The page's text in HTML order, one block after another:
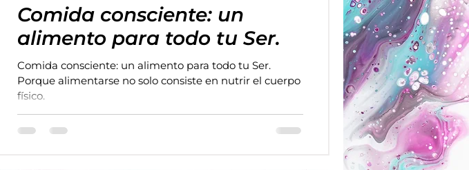
Comida consciente: un
alimento para todo tu Ser.
Comida consciente: un alimento para todo tu Ser.
Porque alimentarse no solo consiste en nutrir el cuerpo
físico.